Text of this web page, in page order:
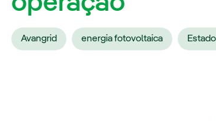
Avangrid energia fotovoltaica